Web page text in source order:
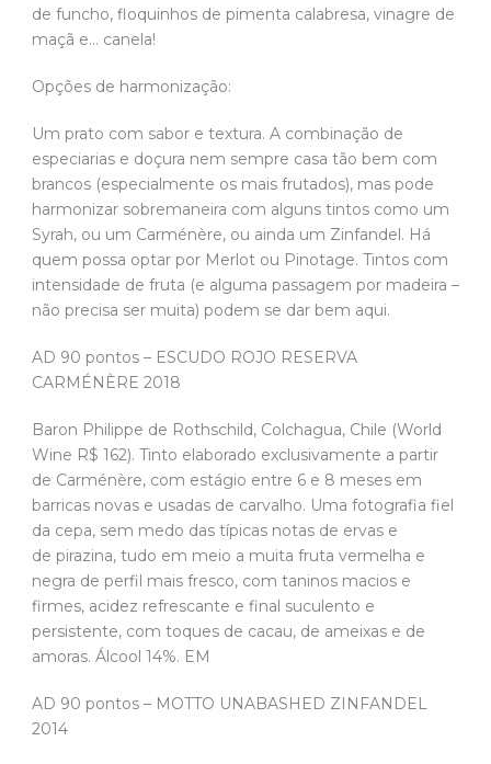
de funcho, floquinhos de pimenta calabresa, vinagre de
maçã e… canela!
Opções de harmonização:
Um prato com sabor e textura. A combinação de
especiarias e doçura nem sempre casa tão bem com
brancos (especialmente os mais frutados), mas pode
harmonizar sobremaneira com alguns tintos como um
Syrah, ou um Carménère, ou ainda um Zinfandel. Há
quem possa optar por Merlot ou Pinotage. Tintos com
intensidade de fruta (e alguma passagem por madeira –
não precisa ser muita) podem se dar bem aqui.
AD 90 pontos – ESCUDO ROJO RESERVA
CARMÉNÈRE 2018
Baron Philippe de Rothschild, Colchagua, Chile (World
Wine R$ 162). Tinto elaborado exclusivamente a partir
de Carménère, com estágio entre 6 e 8 meses em
barricas novas e usadas de carvalho. Uma fotografia fiel
da cepa, sem medo das típicas notas de ervas e
de pirazina, tudo em meio a muita fruta vermelha e
negra de perfil mais fresco, com taninos macios e
firmes, acidez refrescante e final suculento e
persistente, com toques de cacau, de ameixas e de
amoras. Álcool 14%. EM
AD 90 pontos – MOTTO UNABASHED ZINFANDEL
2014